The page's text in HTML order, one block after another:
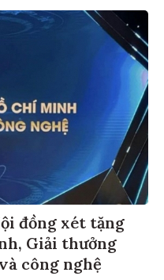
đồng xét tặng
Giải thưởng
công nghệ